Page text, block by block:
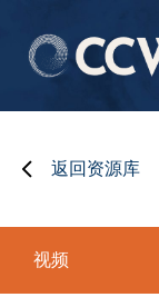
返回资源库
视频